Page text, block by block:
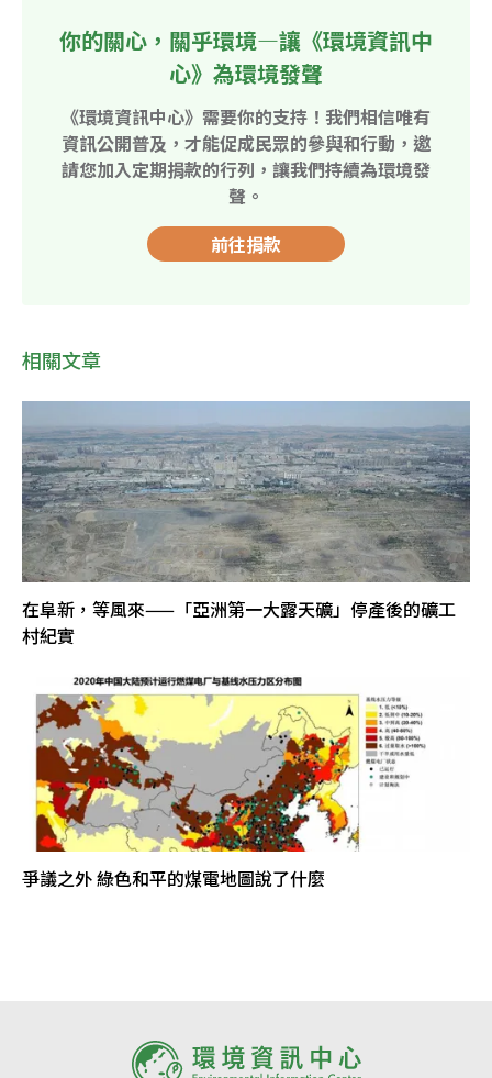
你的關心，關乎環境—讓《環境資訊中
心》為環境發聲
《環境資訊中心》需要你的支持！我們相信唯有
資訊公開普及，才能促成民眾的參與和行動，邀
請您加入定期捐款的行列，讓我們持續為環境發
聲。
前往捐款
相關文章
在阜新，等風來——「亞洲第一大露天礦」停產後的礦工
村紀實
爭議之外 綠色和平的煤電地圖說了什麼